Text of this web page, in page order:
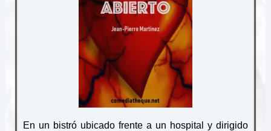
En un bistró ubicado frente a un hospital y dirigido